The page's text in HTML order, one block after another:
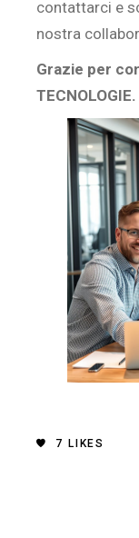
contattarci e
nostra
Grazie per
TECNOLOGIE.
7 LIKES